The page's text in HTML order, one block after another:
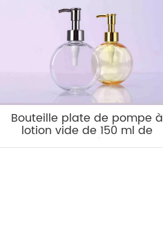
Bouteille plate de pompe à
lotion vide de 150 ml de
haute qualité en gros